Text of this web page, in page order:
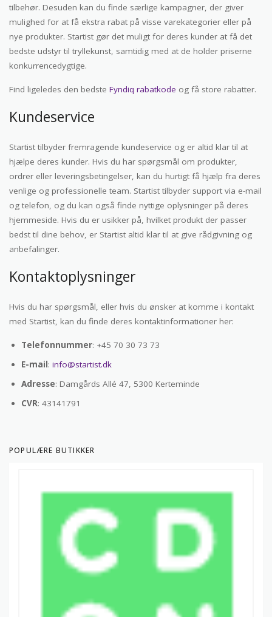
tilbehør. Desuden kan du finde særlige kampagner, der giver
mulighed for at få ekstra rabat på visse varekategorier eller på
nye produkter. Startist gør det muligt for deres kunder at få det
bedste udstyr til tryllekunst, samtidig med at de holder priserne
konkurrencedygtige.
Find ligeledes den bedste Fyndiq rabatkode og få store rabatter.
Kundeservice
Startist tilbyder fremragende kundeservice og er altid klar til at
hjælpe deres kunder. Hvis du har spørgsmål om produkter,
ordrer eller leveringsbetingelser, kan du hurtigt få hjælp fra deres
venlige og professionelle team. Startist tilbyder support via e-mail
og telefon, og du kan også finde nyttige oplysninger på deres
hjemmeside. Hvis du er usikker på, hvilket produkt der passer
bedst til dine behov, er Startist altid klar til at give rådgivning og
anbefalinger.
Kontaktoplysninger
Hvis du har spørgsmål, eller hvis du ønsker at komme i kontakt
med Startist, kan du finde deres kontaktinformationer her:
Telefonnummer: +45 70 30 73 73
E-mail: info@startist.dk
Adresse: Damgårds Allé 47, 5300 Kerteminde
CVR: 43141791
POPULÆRE BUTIKKER